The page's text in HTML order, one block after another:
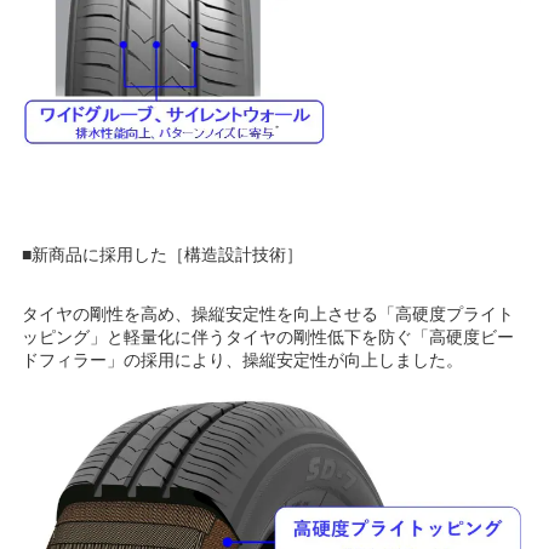
■新商品に採用した［構造設計技術］
タイヤの剛性を高め、操縦安定性を向上させる「高硬度プライト
ッピング」と軽量化に伴うタイヤの剛性低下を防ぐ「高硬度ビー
ドフィラー」の採用により、操縦安定性が向上しました。